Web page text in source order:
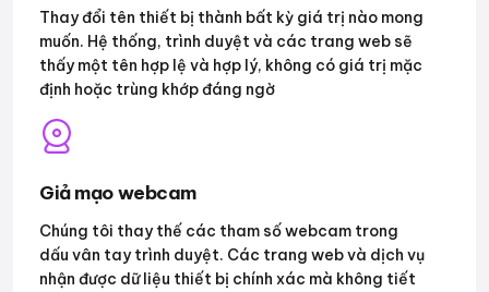
Thay đổi tên thiết bị thành bất kỳ giá trị nào mong
muốn. Hệ thống, trình duyệt và các trang web sẽ
thấy một tên hợp lệ và hợp lý, không có giá trị mặc
định hoặc trùng khớp đáng ngờ
Giả mạo webcam
Chúng tôi thay thế các tham số webcam trong
dấu vân tay trình duyệt. Các trang web và dịch vụ
nhận được dữ liệu thiết bị chính xác mà không tiết